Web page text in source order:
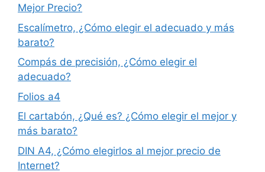
Mejor Precio?
Escalímetro, ¿Cómo elegir el adecuado y más
barato?
Compás de precisión, ¿Cómo elegir el
adecuado?
Folios a4
El cartabón, ¿Qué es? ¿Cómo elegir el mejor y
más barato?
DIN A4, ¿Cómo elegirlos al mejor precio de
Internet?